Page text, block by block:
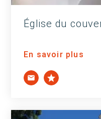
Église du
En savoir plus